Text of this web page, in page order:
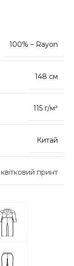
100% – Rayon
148 см
115 г/м²
Китай
квітковий принт